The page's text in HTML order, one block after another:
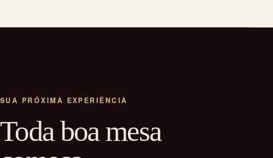
SUA PRÓXIMA EXPERIÊNCIA
Toda boa mesa